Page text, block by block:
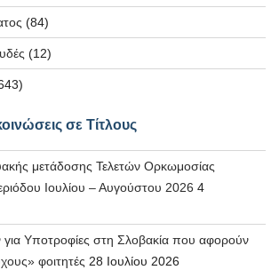
(84)
(12)
σε Τίτλους
μετάδοσης Τελετών Ορκωμοσίας
Ιουλίου – Αυγούστου 2026 4
Υποτροφίες στη Σλοβακία που αφορούν
φοιτητές 28 Ιουλίου 2026